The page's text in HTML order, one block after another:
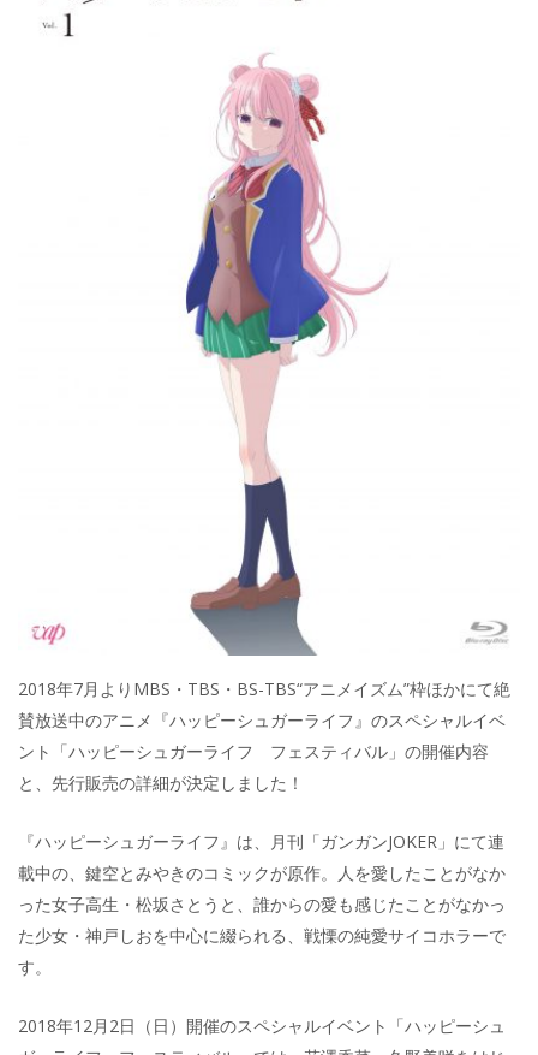
2018年7月よりMBS・TBS・BS-TBS“アニメイズム”枠ほかにて絶
賛放送中のアニメ『ハッピーシュガーライフ』のスペシャルイベ
ント「ハッピーシュガーライフ フェスティバル」の開催内容
と、先行販売の詳細が決定しました！
『ハッピーシュガーライフ』は、月刊「ガンガンJOKER」にて連
載中の、鍵空とみやきのコミックが原作。人を愛したことがなか
った女子高生・松坂さとうと、誰からの愛も感じたことがなかっ
た少女・神戸しおを中心に綴られる、戦慄の純愛サイコホラーで
す。
2018年12月2日（日）開催のスペシャルイベント「ハッピーシュ